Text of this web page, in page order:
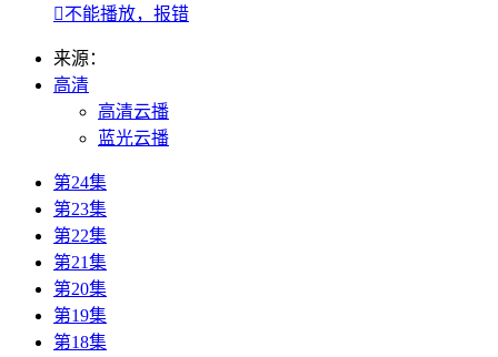
不能播放，报错
来源：
高清
高清云播
蓝光云播
第24集
第23集
第22集
第21集
第20集
第19集
第18集